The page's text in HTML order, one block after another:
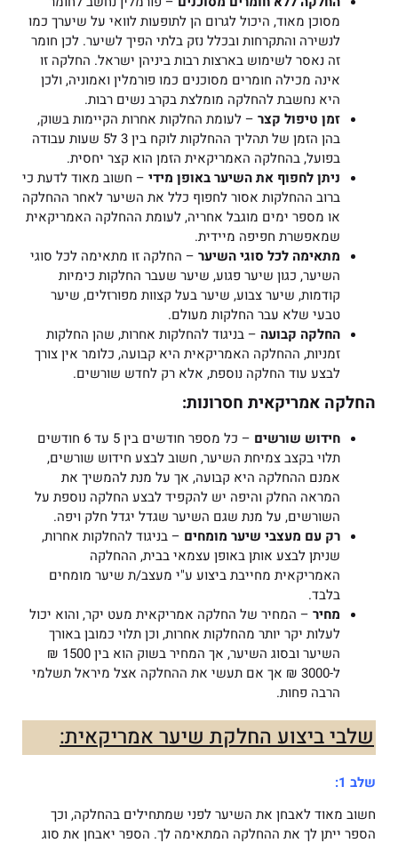
מסוכן מאוד, היכול לגרום הן לתופעות לוואי על שיערך כמו
לנשירה והתקרחות ובכלל נזק בלתי הפיך לשיער. לכן חומר
זה נאסר לשימוש בארצות רבות ביניהן ישראל. החלקה זו
אינה מכילה חומרים מסוכנים כמו פורמלין ואמוניה, ולכן
היא נחשבת להחלקה מומלצת בקרב נשים רבות.
זמן טיפול קצר – לעומת החלקות אחרות הקיימות בשוק,
בהן הזמן של תהליך ההחלקות לוקח בין 3 ל5 שעות עבודה
בפועל, בהחלקה האמריקאית הזמן הוא קצר יחסית.
ניתן לחפוף את השיער באופן מידי – חשוב מאוד לדעת כי
ברוב ההחלקות אסור לחפוף כלל את השיער לאחר ההחלקה
או מספר ימים מוגבל אחריה, לעומת ההחלקה האמריקאית
שמאפשרת חפיפה מיידית.
מתאימה לכל סוגי השיער – החלקה זו מתאימה לכל סוגי
השיער, כגון שיער פגוע, שיער שעבר החלקות כימיות
קודמות, שיער צבוע, שיער בעל קצוות מפורזלים, שיער
טבעי שלא עבר החלקות מעולם.
החלקה קבועה – בניגוד להחלקות אחרות, שהן החלקות
זמניות, ההחלקה האמריקאית היא קבועה, כלומר אין צורך
לבצע עוד החלקה נוספת, אלא רק לחדש שורשים.
החלקה אמריקאית חסרונות:
חידוש שורשים
– כל מספר חודשים בין 5 עד 6 חודשים
תלוי בקצב צמיחת השיער, חשוב לבצע חידוש שורשים,
אמנם ההחלקה היא קבועה, אך על מנת להמשיך את
המראה החלק והיפה יש להקפיד לבצע החלקה נוספת על
השורשים, על מנת שגם השיער שגדל יגדל חלק ויפה.
רק עם מעצבי שיער מומחים – בניגוד להחלקות אחרות,
שניתן לבצע אותן באופן עצמאי בבית, ההחלקה
האמריקאית מחייבת ביצוע ע"י מעצב/ת שיער מומחים
בלבד.
מחיר – המחיר של החלקה אמריקאית מעט יקר, והוא יכול
לעלות יקר יותר מהחלקות אחרות, וכן תלוי כמובן באורך
השיער ובסוג השיער, אך המחיר בשוק הוא בין 1500 ₪
ל-3000 ₪ אך אם תעשי את ההחלקה אצל מיראל תשלמי
הרבה פחות.
שלבי ביצוע החלקת שיער אמריקאית:
שלב 1:
חשוב מאוד לאבחן את השיער לפני שמתחילים בהחלקה, וכך
הספר ייתן לך את ההחלקה המתאימה לך. הספר יאבחן את סוג